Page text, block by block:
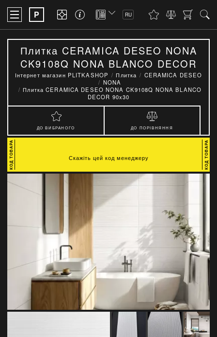
P RU
Плитка CERAMICA DESEO NONA
CK9108Q NONA BLANCO DECOR
90x30
Інтернет магазин PLITKASHOP Плитка
CERAMICA DESEO
NONA
Плитка CERAMICA DESEO NONA CK9108Q NONA BLANCO
DECOR 90x30
ДО ВИБРАНОГО ДО ПОРІВНЯННЯ
Скажіть цей код менеджеру